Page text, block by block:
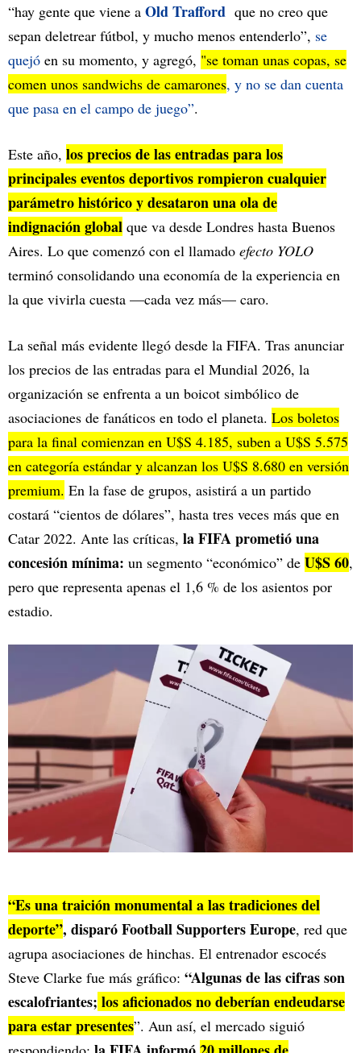
“hay gente que viene a Old Trafford que no creo que
sepan deletrear fútbol, ​​y mucho menos entenderlo”, se
quejó en su momento, y agregó, "se toman unas copas, se
comen unos sandwichs de camarones, y no se dan cuenta
que pasa en el campo de juego”.
Este año, los precios de las entradas para los
principales eventos deportivos rompieron cualquier
parámetro histórico y desataron una ola de
indignación global que va desde Londres hasta Buenos
Aires. Lo que comenzó con el llamado efecto YOLO
terminó consolidando una economía de la experiencia en
la que vivirla cuesta —cada vez más— caro.
La señal más evidente llegó desde la FIFA. Tras anunciar
los precios de las entradas para el Mundial 2026, la
organización se enfrenta a un boicot simbólico de
asociaciones de fanáticos en todo el planeta. Los boletos
para la final comienzan en U$S 4.185, suben a U$S 5.575
en categoría estándar y alcanzan los U$S 8.680 en versión
premium. En la fase de grupos, asistirá a un partido
costará “cientos de dólares”, hasta tres veces más que en
Catar 2022. Ante las críticas, la FIFA prometió una
concesión mínima: un segmento “económico” de U$S 60,
pero que representa apenas el 1,6 % de los asientos por
estadio.
“Es una traición monumental a las tradiciones del
deporte”, disparó Football Supporters Europe, red que
agrupa asociaciones de hinchas. El entrenador escocés
Steve Clarke fue más gráfico: “Algunas de las cifras son
escalofriantes; los aficionados no deberían endeudarse
para estar presentes”. Aun así, el mercado siguió